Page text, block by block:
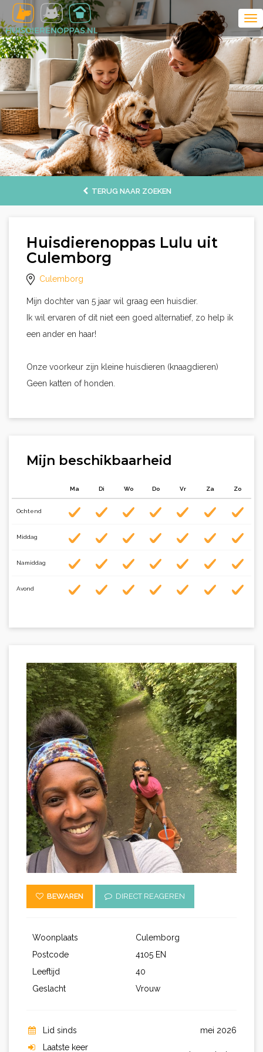
TERUG NAAR ZOEKEN
Huisdierenoppas Lulu uit
Culemborg
Culemborg
Mijn dochter van 5 jaar wil graag een huisdier.
Ik wil ervaren of dit niet een goed alternatief, zo help ik
een ander en haar!
Onze voorkeur zijn kleine huisdieren (knaagdieren)
Geen katten of honden.
Mijn beschikbaarheid
Ma Di Wo Do Vr Za Zo
Ochtend
Middag
Namiddag
Avond
BEWAREN DIRECT REAGEREN
Woonplaats
Culemborg
Postcode
4105 EN
Leeftijd
40
Geslacht
Vrouw
Lid sinds
mei 2026
Laatste keer